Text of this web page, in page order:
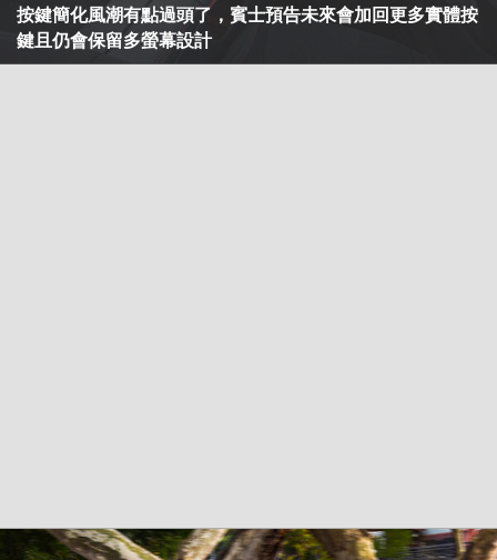
按鍵簡化風潮有點過頭了，賓士預告未來會加回更多實體按
鍵且仍會保留多螢幕設計